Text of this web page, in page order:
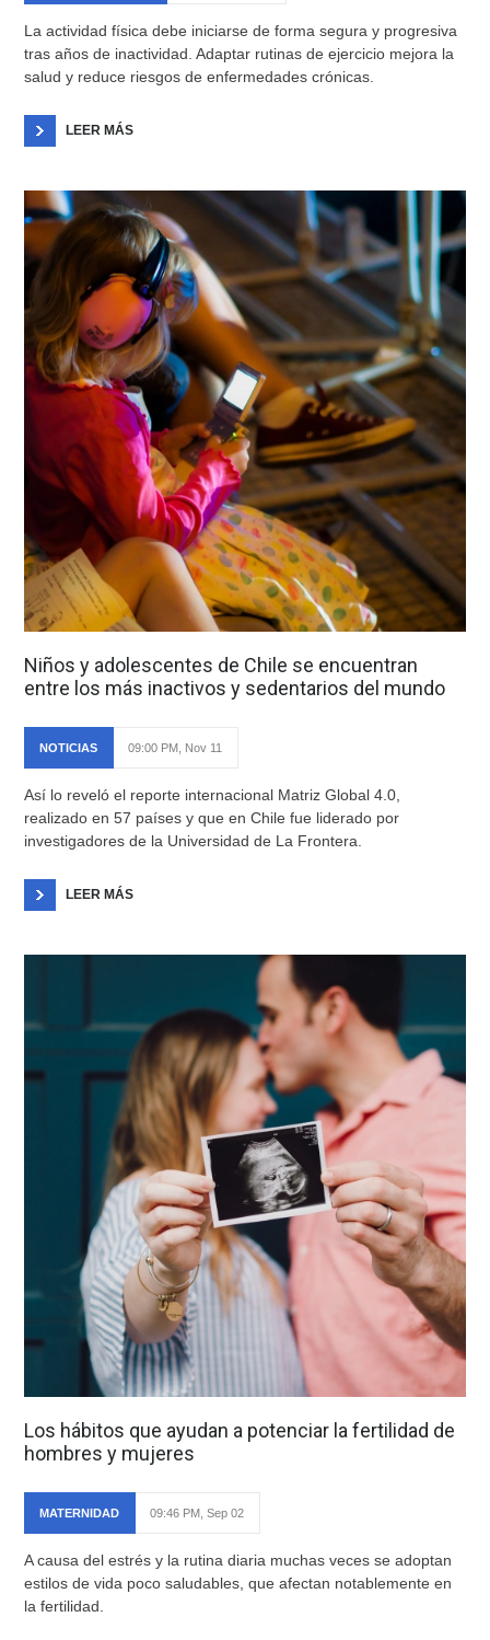
La actividad física debe iniciarse de forma segura y progresiva
tras años de inactividad. Adaptar rutinas de ejercicio mejora la
salud y reduce riesgos de enfermedades crónicas.
LEER MÁS
Niños y adolescentes de Chile se encuentran
entre los más inactivos y sedentarios del mundo
NOTICIAS 09:00 PM, Nov 11
Así lo reveló el reporte internacional Matriz Global 4.0,
realizado en 57 países y que en Chile fue liderado por
investigadores de la Universidad de La Frontera.
LEER MÁS
Los hábitos que ayudan a potenciar la fertilidad de
hombres y mujeres
MATERNIDAD 09:46 PM, Sep 02
A causa del estrés y la rutina diaria muchas veces se adoptan
estilos de vida poco saludables, que afectan notablemente en
la fertilidad.